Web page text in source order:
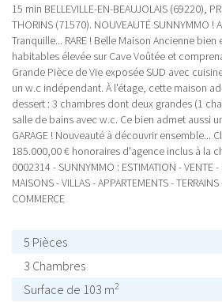
15 min BELLEVILLE-EN-BEAUJOLAIS (69220),
THORINS (71570). NOUVEAUTÉ SUNNYMMO !
Tranquille... RARE ! Belle Maison Ancienne
habitables élevée sur Cave Voûtée et
Grande Pièce de Vie exposée SUD avec
un w.c indépendant. À l'étage, cette maison
dessert : 3 chambres dont deux grandes (1
salle de bains avec w.c. Ce bien admet aussi
GARAGE ! Nouveauté à découvrir ensemble...
185.000,00 € honoraires d'agence inclus à la
0002314 - SUNNYMMO : ESTIMATION - VENTE
MAISONS - VILLAS - APPARTEMENTS -
COMMERCE
5 Pièces
3 Chambres
Surface de 103 m2